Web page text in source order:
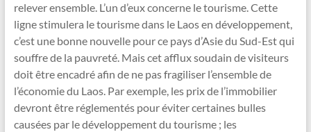
relever ensemble. L’un d’eux concerne le tourisme. Cette
ligne stimulera le tourisme dans le Laos en développement,
c’est une bonne nouvelle pour ce pays d’Asie du Sud-Est qui
souffre de la pauvreté. Mais cet afflux soudain de visiteurs
doit être encadré afin de ne pas fragiliser l’ensemble de
l’économie du Laos. Par exemple, les prix de l’immobilier
devront être réglementés pour éviter certaines bulles
causées par le développement du tourisme ; les